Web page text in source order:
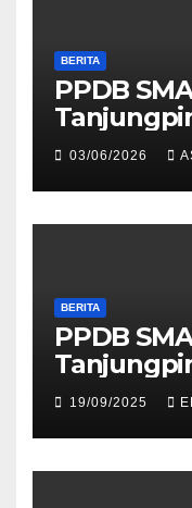
BERITA
PPDB
03/06/2026
BERITA
PPDB
19/09/2025